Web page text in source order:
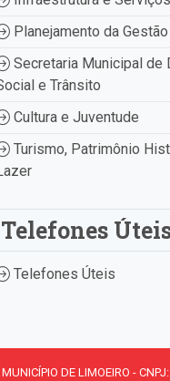
Planejamento da Gestão
Secretaria Municipal de
e Trânsito
Cultura e Juventude
Turismo, Patrimônio
Telefones
Telefones Úteis
DE LIMOEIRO -